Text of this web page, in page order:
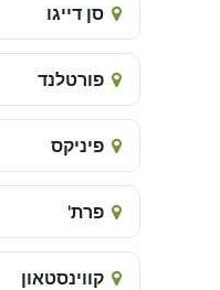
סן דייגו
פורטלנד
פיניקס
פרת'
קווינסטאון